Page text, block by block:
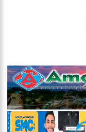
Linhas
Quarteto é
Dudu Camargo
10:22 El Niño começa
13:09 Ipem-AM flagra
notifica
13:05 Mãe e padrasto